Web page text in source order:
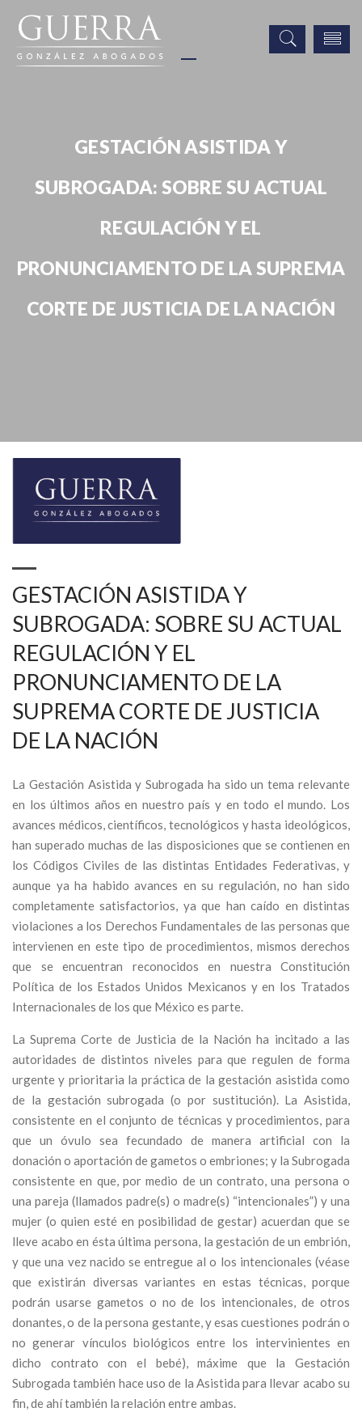
GESTACIÓN ASISTIDA Y
SUBROGADA: SOBRE SU ACTUAL
REGULACIÓN Y EL
PRONUNCIAMENTO DE LA SUPREMA
CORTE DE JUSTICIA DE LA NACIÓN
GESTACIÓN ASISTIDA Y
SUBROGADA: SOBRE SU ACTUAL
REGULACIÓN Y EL
PRONUNCIAMENTO DE LA
SUPREMA CORTE DE JUSTICIA
DE LA NACIÓN
La Gestación Asistida y Subrogada ha sido un tema relevante
en los últimos años en nuestro país y en todo el mundo. Los
avances médicos, científicos, tecnológicos y hasta ideológicos,
han superado muchas de las disposiciones que se contienen en
los Códigos Civiles de las distintas Entidades Federativas, y
aunque ya ha habido avances en su regulación, no han sido
completamente satisfactorios, ya que han caído en distintas
violaciones a los Derechos Fundamentales de las personas que
intervienen en este tipo de procedimientos, mismos derechos
que se encuentran reconocidos en nuestra Constitución
Política de los Estados Unidos Mexicanos y en los Tratados
Internacionales de los que México es parte.
La Suprema Corte de Justicia de la Nación ha incitado a las
autoridades de distintos niveles para que regulen de forma
urgente y prioritaria la práctica de la gestación asistida como
de la gestación subrogada (o por sustitución). La Asistida,
consistente en el conjunto de técnicas y procedimientos, para
que un óvulo sea fecundado de manera artificial con la
donación o aportación de gametos o embriones; y la Subrogada
consistente en que, por medio de un contrato, una persona o
una pareja (llamados padre(s) o madre(s) “intencionales”) y una
mujer (o quien esté en posibilidad de gestar) acuerdan que se
lleve acabo en ésta última persona, la gestación de un embrión,
y que una vez nacido se entregue al o los intencionales (véase
que existirán diversas variantes en estas técnicas, porque
podrán usarse gametos o no de los intencionales, de otros
donantes, o de la persona gestante, y esas cuestiones podrán o
no generar vínculos biológicos entre los intervinientes en
dicho contrato con el bebé), máxime que la Gestación
Subrogada también hace uso de la Asistida para llevar acabo su
fin, de ahí también la relación entre ambas.